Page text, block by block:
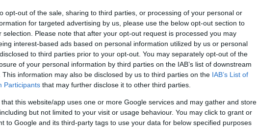
opt-out of the sale, sharing to third parties, or processing of your personal or
for targeted advertising by us, please use the below opt-out section to
selection. Please note that after your opt-out request is processed you may
interest-based ads based on personal information utilized by us or personal
to third parties prior to your opt-out. You may separately opt-out of the
of your personal information by third parties on the IAB’s list of downstream
This information may also be disclosed by us to third parties on the IAB’s List of
Participants that may further disclose it to other third parties.
that this website/app uses one or more Google services and may gather and store
but not limited to your visit or usage behaviour. You may click to grant or
to Google and its third-party tags to use your data for below specified purposes
dal rischio incendi alla pioggia
cliccandoqui